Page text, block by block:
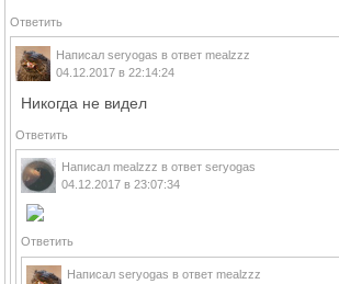
Ответить
Написал seryogas в ответ mealzzz
04.12.2017 в 22:14:24
Никогда не видел
Ответить
Написал mealzzz в ответ seryogas
04.12.2017 в 23:07:34
Ответить
Написал seryogas в ответ mealzzz